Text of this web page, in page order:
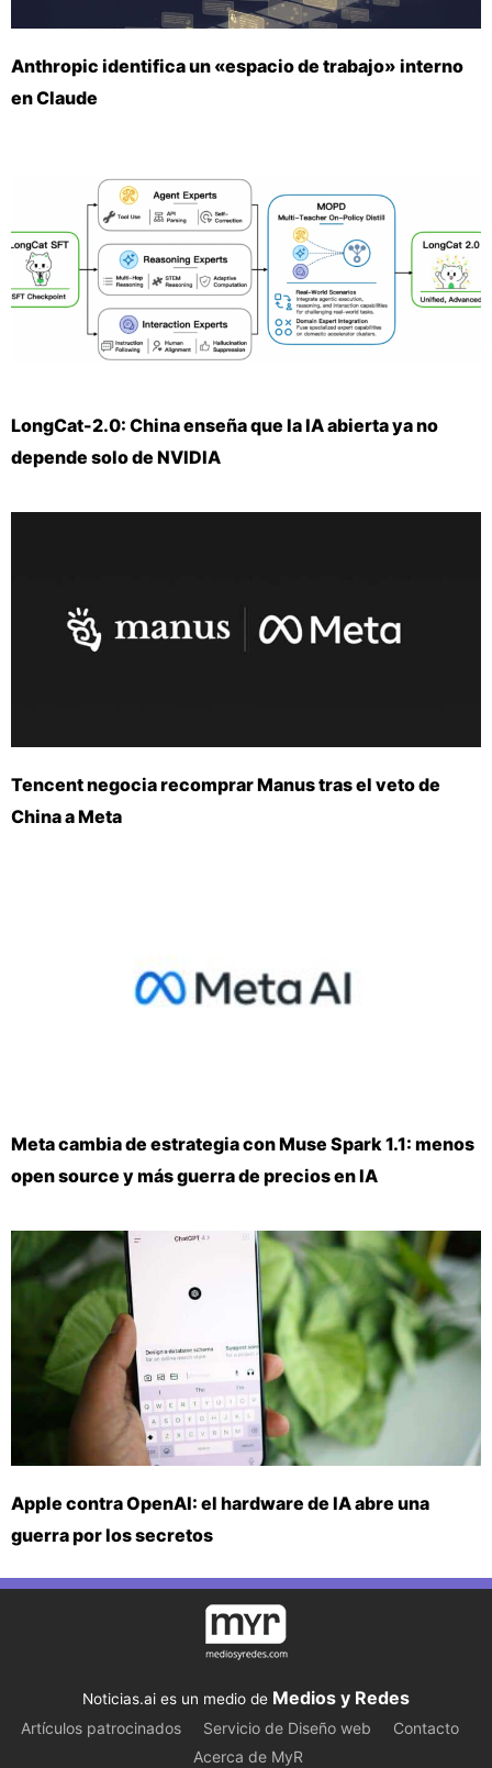
Anthropic identifica un «espacio de trabajo» interno
en Claude
LongCat-2.0: China enseña que la IA abierta ya no
depende solo de NVIDIA
Tencent negocia recomprar Manus tras el veto de
China a Meta
Meta cambia de estrategia con Muse Spark 1.1: menos
open source y más guerra de precios en IA
Apple contra OpenAI: el hardware de IA abre una
guerra por los secretos
Noticias.ai es un medio de Medios y Redes
Artículos patrocinados Servicio de Diseño web
Contacto
Acerca de MyR